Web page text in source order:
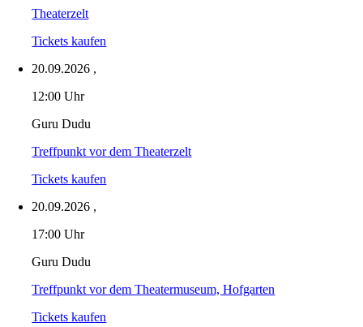
Theaterzelt
Tickets kaufen
20.09.2026 ,
12:00 Uhr
Guru Dudu
Treffpunkt vor dem Theaterzelt
Tickets kaufen
20.09.2026 ,
17:00 Uhr
Guru Dudu
Treffpunkt vor dem Theatermuseum, Hofgarten
Tickets kaufen